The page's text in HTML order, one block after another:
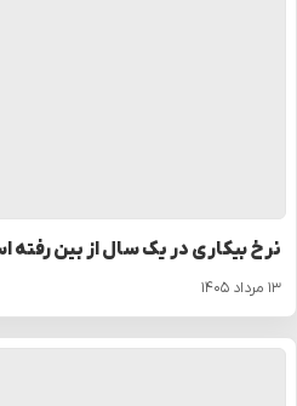
نرخ بیکاری در یک سال از بین رفته
۱۳ مرداد ۱۴۰۵